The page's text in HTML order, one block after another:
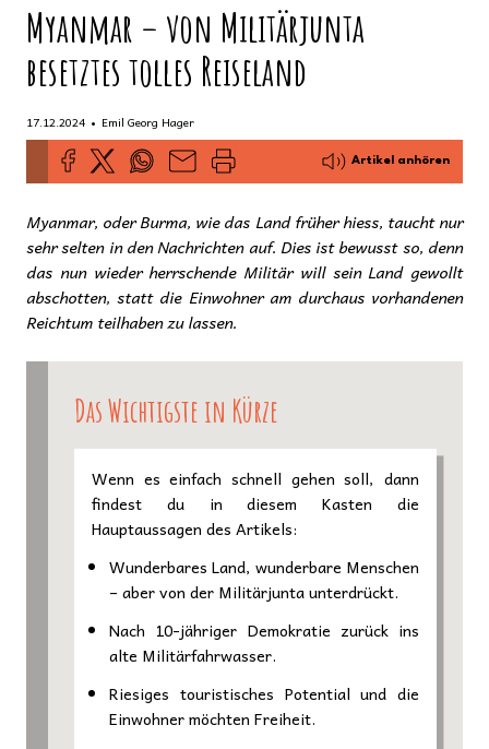
Myanmar – von Militärjunta
besetztes tolles Reiseland
17.12.2024 • Emil Georg Hager
Artikel anhören
Myanmar, oder Burma, wie das Land früher hiess, taucht nur
sehr selten in den Nachrichten auf. Dies ist bewusst so, denn
das nun wieder herrschende Militär will sein Land gewollt
abschotten, statt die Einwohner am durchaus vorhandenen
Reichtum teilhaben zu lassen.
Das Wichtigste in Kürze
Wenn es einfach schnell gehen soll, dann
findest du in diesem Kasten die
Hauptaussagen des Artikels:
Wunderbares Land, wunderbare Menschen
– aber von der Militärjunta unterdrückt.
Nach 10-jähriger Demokratie zurück ins
alte Militärfahrwasser.
Riesiges touristisches Potential und die
Einwohner möchten Freiheit.